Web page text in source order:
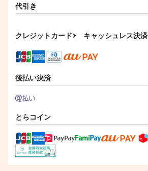
絶対秘密主義!
Lorosono
787円（税込）
影山飛雄×日向翔陽
い
その汗と涙はしおから
787円（税込）
代引き
クレジットカード キャッシュレス決済
後払い決済
とらコイン